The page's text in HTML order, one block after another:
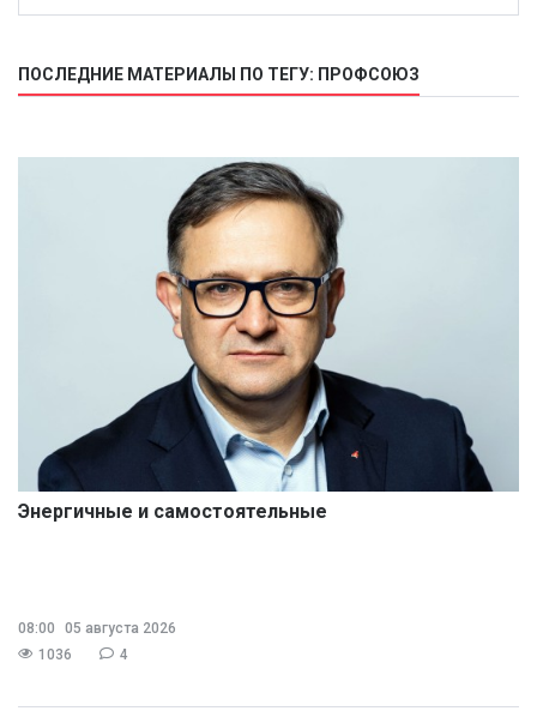
ПОСЛЕДНИЕ МАТЕРИАЛЫ ПО ТЕГУ: ПРОФСОЮЗ
Энергичные и самостоятельные
08:00
05 августа 2026
1036
4